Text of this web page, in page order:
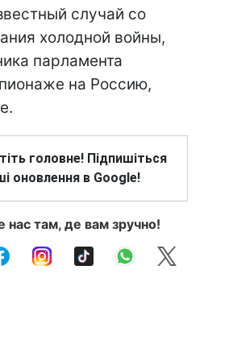
случай со
холодной войны,
парламента
на Россию,
головне! Підпишіться
оновлення в Google!
нас там, де вам зручно!